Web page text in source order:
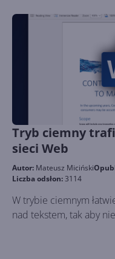
Tryb ciemny
sieci Web
Autor: Mateusz Miciński
Liczba odsłon:3114
W trybie ciemnym
nad tekstem, tak aby